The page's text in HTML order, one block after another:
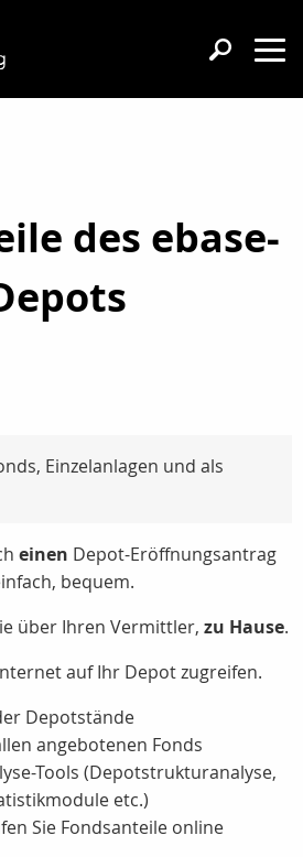
des ebase-
Einzelanlagen und als
einen Depot-Eröffnungsantrag
bequem.
über Ihren Vermittler, zu Hause.
auf Ihr Depot zugreifen.
Depotstände
angebotenen Fonds
Tools (Depotstrukturanalyse,
etc.)
Sie Fondsanteile online